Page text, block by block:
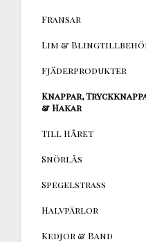
Fransar
Lim &
Fjäderprodukter
Knappar,
& Hakar
Till Håret
Snörlås
Spegelstrass
Halvpärlor
Kedjor & Band